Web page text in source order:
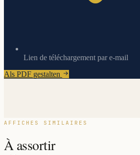
Lien de téléchargement par e-mail
Als PDF gestalten
AFFICHES SIMILAIRES
À assortir